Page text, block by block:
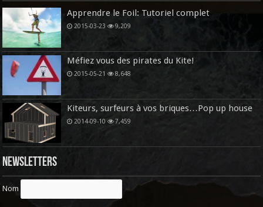
Apprendre le Foil: Tutoriel complet
2015-03-23 9,209
Méfiez vous des pirates du Kite!
2015-05-21 8,648
Kiteurs, surfeurs à vos briques…Pop up house
2014-09-10 7,459
Newsletters
Nom